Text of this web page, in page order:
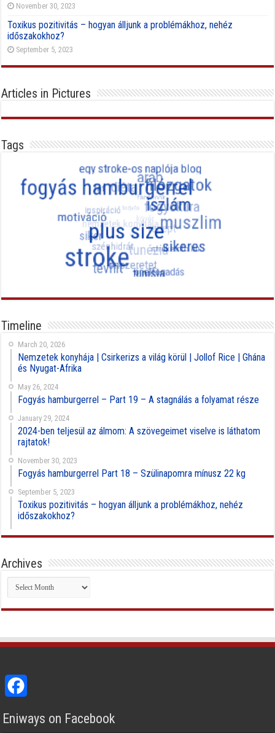
November 30, 2023
Toxikus pozitivitás – hogyan álljunk a problémákhoz, nehéz
időszakokhoz?
September 5, 2023
Articles in Pictures
Tags
Timeline
March 20, 2026
Nemzetek konyhája | Csirkerizs a világ körül | Jollof Rice | Ghána
és Nyugat-Afrika
May 26, 2024
Fogyás hamburgerrel – Part 19 – A stagnálás a folyamat része
January 29, 2024
2024-ben teljesül az álmom: A szövegeimet viselve is láthatom
rajtatok!
November 30, 2023
Fogyás hamburgerrel Part 18 – Szülinapomra mínusz 22 kg
September 5, 2023
Toxikus pozitivitás – hogyan álljunk a problémákhoz, nehéz
időszakokhoz?
Archives
Archives
Eniways on Facebook